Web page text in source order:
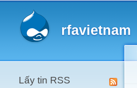
rfavietnam
Lấy tin RSS